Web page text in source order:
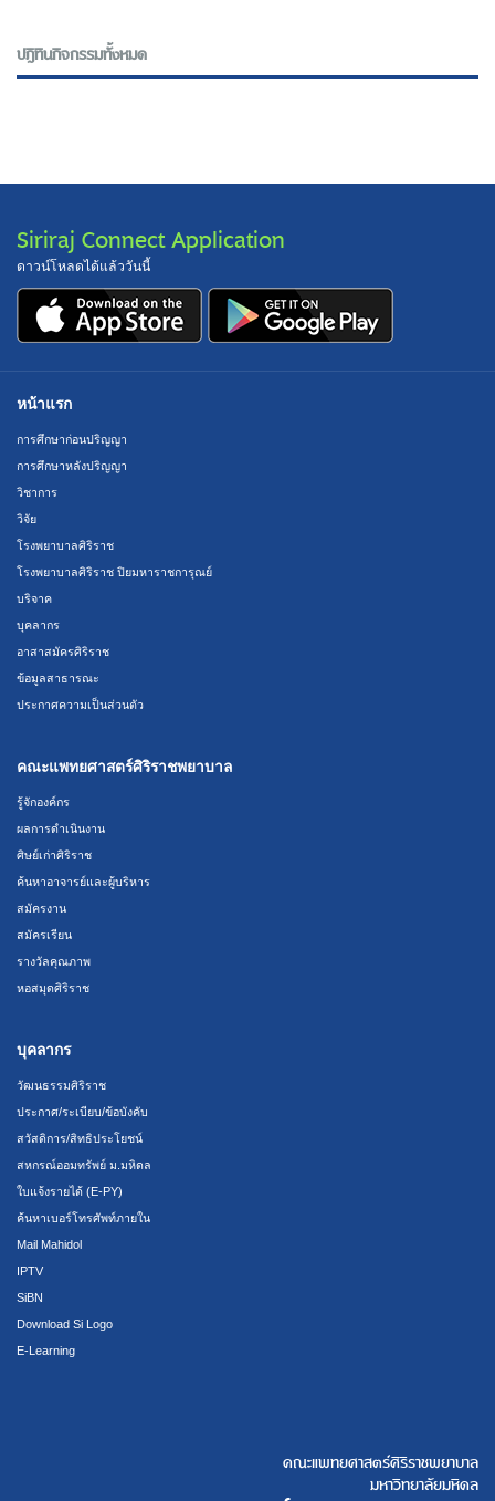
ปฎิทินกิจกรรมทั้งหมด
Siriraj Connect Application
ดาวน์โหลดได้แล้ววันนี้
หน้าแรก
การศึกษาก่อนปริญญา
การศึกษาหลังปริญญา
วิชาการ
วิจัย
โรงพยาบาลศิริราช
โรงพยาบาลศิริราช ปิยมหาราชการุณย์
บริจาค
บุคลากร
อาสาสมัครศิริราช
ข้อมูลสาธารณะ
ประกาศความเป็นส่วนตัว
คณะแพทยศาสตร์ศิริราชพยาบาล
รู้จักองค์กร
ผลการดำเนินงาน
ศิษย์เก่าศิริราช
ค้นหาอาจารย์และผู้บริหาร
สมัครงาน
สมัครเรียน
รางวัลคุณภาพ
หอสมุดศิริราช
บุคลากร
วัฒนธรรมศิริราช
ประกาศ/ระเบียบ/ข้อบังคับ
สวัสดิการ/สิทธิประโยชน์
สหกรณ์ออมทรัพย์ ม.มหิดล
ใบแจ้งรายได้ (E-PY)
ค้นหาเบอร์โทรศัพท์ภายใน
Mail Mahidol
IPTV
SiBN
Download Si Logo
E-Learning
คณะแพทยศาสตร์ศิริราชพยาบาล
มหาวิทยาลัยมหิดล